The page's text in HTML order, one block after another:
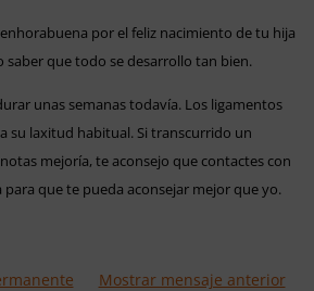
por el feliz nacimiento de tu hija
saber que todo se desarrollo tan bien.
unas semanas todavía. Los ligamentos
su laxitud habitual. Si transcurrido un
mejoría, te aconsejo que contactes con
que te pueda aconsejar mejor que yo.
Mostrar mensaje anterior